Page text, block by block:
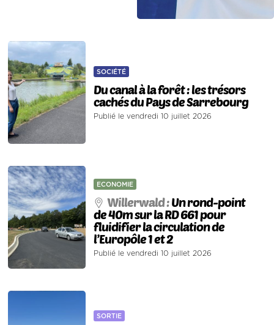
SOCIÉTÉ
Du canal à la forêt : les trésors
cachés du Pays de Sarrebourg
Publié le vendredi 10 juillet 2026
ECONOMIE
Willerwald :Un rond-point
de 40m sur la RD 661 pour
fluidifier la circulation de
l’Europôle 1 et 2
Publié le vendredi 10 juillet 2026
SORTIE